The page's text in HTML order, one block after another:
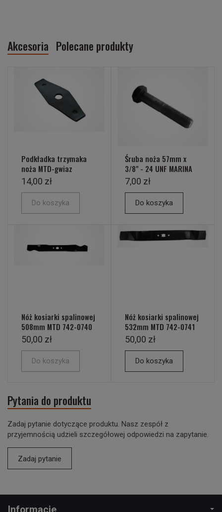
Akcesoria Polecane produkty
Podkładka trzymaka
noża MTD-gwiaz
14,00 zł
Do koszyka
Śruba noża 57mm x
3/8" - 24 UNF MARINA
7,00 zł
Do koszyka
Nóż kosiarki spalinowej
508mm MTD 742-0740
50,00 zł
Do koszyka
Nóż kosiarki spalinowej
532mm MTD 742-0741
50,00 zł
Do koszyka
Pytania do produktu
Zadaj pytanie dotyczące produktu. Nasz zespół z
przyjemnością udzieli szczegółowej odpowiedzi na zapytanie.
Zadaj pytanie